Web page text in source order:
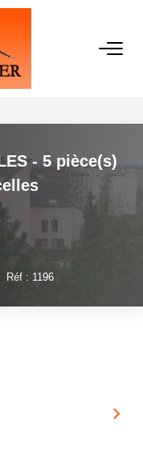
- 5 pièce(s)
Réf : 1196